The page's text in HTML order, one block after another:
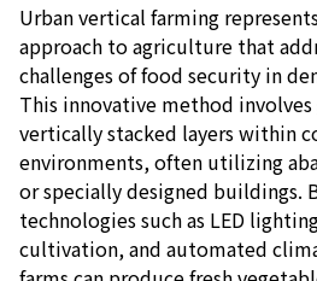
Urban vertical farming
approach to agriculture that
challenges of food security in
This innovative method
vertically stacked layers within
environments, often utilizing
or specially designed buildings.
technologies such as LED
cultivation, and automated